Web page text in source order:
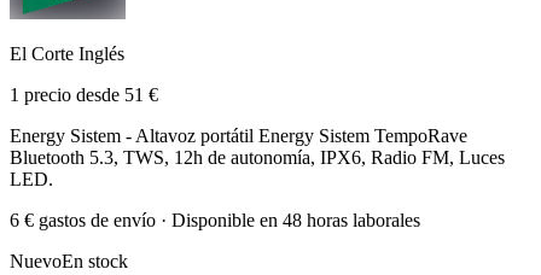
El Corte Inglés
1 precio desde 51 €
Energy Sistem - Altavoz portátil Energy Sistem TempoRave
Bluetooth 5.3, TWS, 12h de autonomía, IPX6, Radio FM, Luces
LED.
6 € gastos de envío · Disponible en 48 horas laborales
NuevoEn stock